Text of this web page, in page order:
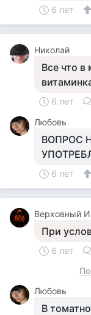
6 лет
Николай
Все что в
6 лет
Любовь
ВОПРОС
6 лет
Верховный
При
6 лет
Любовь
В